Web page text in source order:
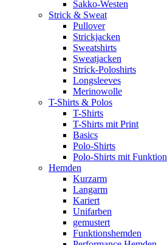
Sakko-Westen
Strick & Sweat
Pullover
Strickjacken
Sweatshirts
Sweatjacken
Strick-Poloshirts
Longsleeves
Merinowolle
T-Shirts & Polos
T-Shirts
T-Shirts mit Print
Basics
Polo-Shirts
Polo-Shirts mit Funktion
Hemden
Kurzarm
Langarm
Kariert
Unifarben
gemustert
Funktionshemden